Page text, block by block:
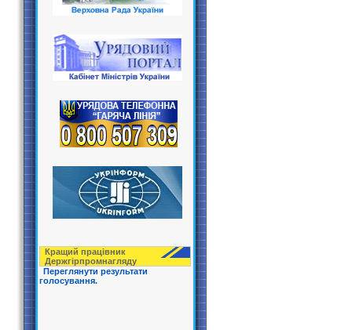
Кращий працівник
Держгірпрoмнагляду
Переглянути результати
голосування.